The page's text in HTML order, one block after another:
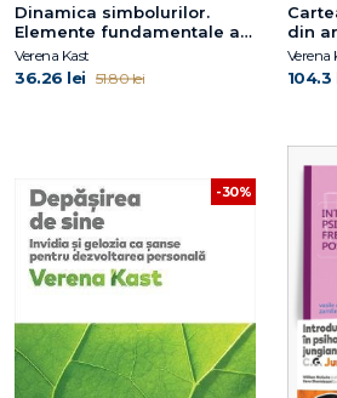
Dinamica simbolurilor.
Elemente fundamentale ale
psihoterapiei jungiene
Verena Kast
36.26 lei 51.80 lei
din
Jung
104.3
-30%